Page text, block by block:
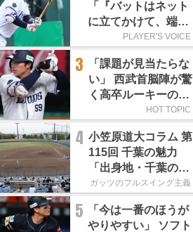
「『バットはネット
に立てかけて、端に
置くんだぞ』と栗山
だきました」／憧れ
の人からの金言
PLAYER'S VOICE
3
「課題が見当たらな
い」 西武首脳陣が驚
く高卒ルーキーの高
HOT TOPIC
4 小笠原道大コラム 第
115回 千葉の魅力
「出身地・千葉の話
の続き。昔から野球
す」
ガッツのフルスイング主義
5
「今は一番のほうが
やりやすい」 ソフト